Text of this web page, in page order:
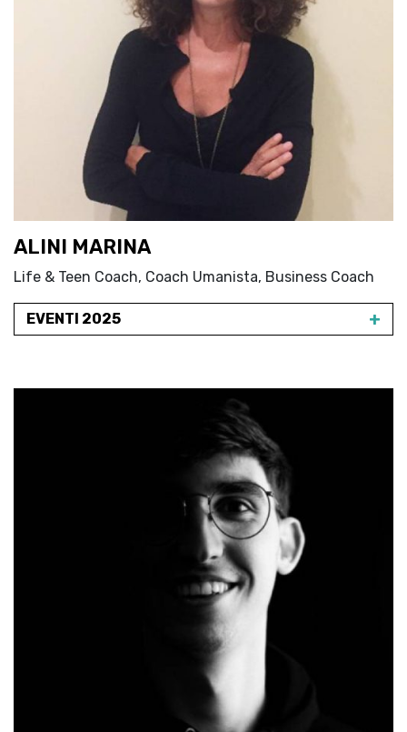
ALINI MARINA
Life & Teen Coach, Coach Umanista, Business Coach
EVENTI 2025 +